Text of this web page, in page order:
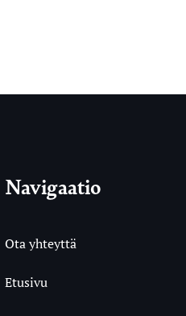
Navigaatio
Ota yhteyttä
Etusivu